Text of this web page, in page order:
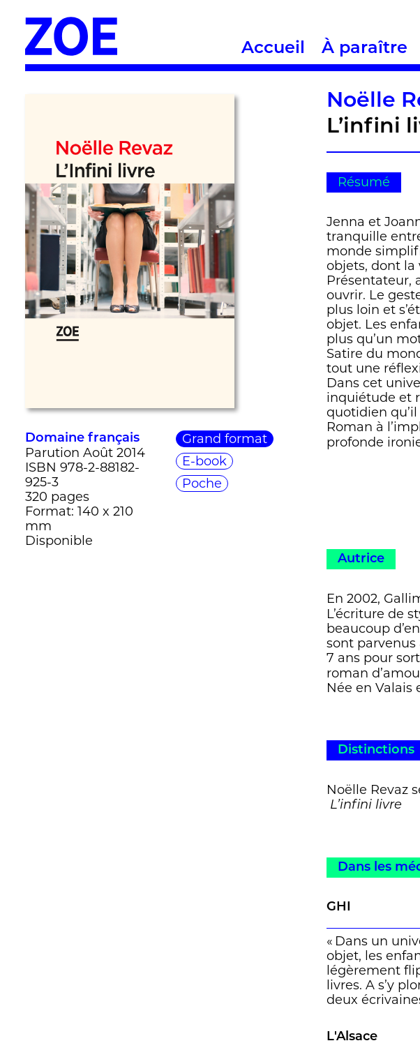
Accueil À paraître
Domaine français
Parution Août 2014
ISBN 978-2-88182-
925-3
320 pages
Format: 140 x 210
mm
Disponible
Grand format
E-book
Poche
Noëlle
L’infini
Résumé
Jenna et
tranquille
monde
objets, dont la
Présentateur,
ouvrir. Le
plus loin et
objet. Les
plus qu’un
Satire du
tout une
Dans cet
inquiétude et
quotidien qu’il
Roman à
profonde
Autrice
En 2002,
L’écriture de
beaucoup
sont parvenus
7 ans pour
roman
Née en Valais
Distinctions
Noëlle Revaz
L’infini livre
Dans les
GHI
« Dans un
objet, les
légèrement
livres. A s’y
deux
L'Alsace